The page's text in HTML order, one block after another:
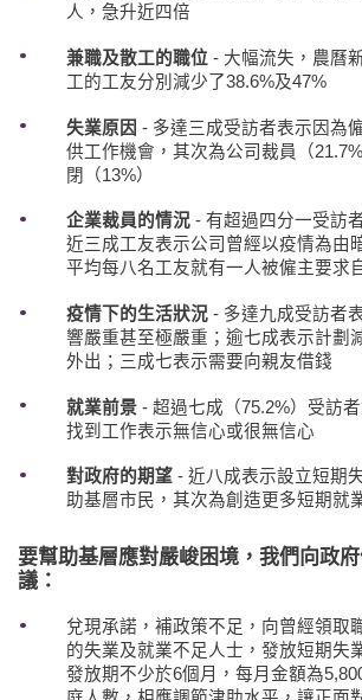
人，急升近四倍
兼職及散工的職位 - 大幅流失，農曆
工的工友分別減少了38.6%及47%
失業原因 - 多達三成受訪者表示因為
供工作機會，其次為公司裁員（
閉（13%）
企業裁員的情況- 有超過四分一受訪
近三成工友表示公司曾經以疫情為由
平均每八名工友就有一人被僱主要求
疫情下的生活狀況- 多達九成受訪者
響嚴重甚至極嚴重；逾七成表示計劃
外出；三成七表示需要向親友借錢
就業前景- 超過七成（75.2%）受訪
找到工作表示無信心或很無信心
對政府的期望- 近八成表示設立短期
助基層市民，其次為創造更多短期就
要幫助基層應對嚴峻困境，我們向政
議：
兌現承諾，補政策不足，向曾經領取
的失業及就業不足人士，發放短期失
發放期不少於6個月，每月金額為